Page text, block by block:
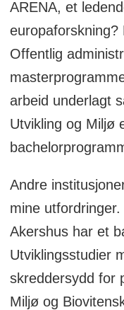
ARENA, et
Offentlig
arbeid underlagt
Utvikling og Miljø
Andre
mine
Akershus har et
Utviklingsstudier
skreddersydd for
Miljø og